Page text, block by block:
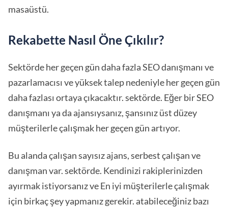
masaüstü.
Rekabette Nasıl Öne Çıkılır?
Sektörde her geçen gün daha fazla SEO danışmanı ve
pazarlamacısı ve yüksek talep nedeniyle her geçen gün
daha fazlası ortaya çıkacaktır. sektörde. Eğer bir SEO
danışmanı ya da ajansıysanız, şansınız üst düzey
müşterilerle çalışmak her geçen gün artıyor.
Bu alanda çalışan sayısız ajans, serbest çalışan ve
danışman var. sektörde. Kendinizi rakiplerinizden
ayırmak istiyorsanız ve En iyi müşterilerle çalışmak
için birkaç şey yapmanız gerekir. atabileceğiniz bazı